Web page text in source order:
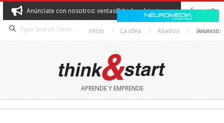
Skip
to
content
Anúnciate con nosotros: ventas@thinkandstart.com
Inicio La idea Aliados Contacto
THINK&START
APRENDE Y EMPRENDE
Anuncio